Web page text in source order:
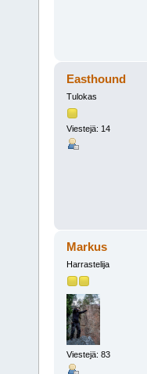
Easthound
Tulokas
Viestejä: 14
Markus
Harrastelija
Viestejä: 83